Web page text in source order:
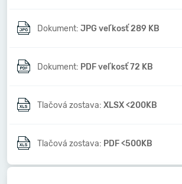
Dokument: JPG veľkosť 289 KB
Dokument: PDF veľkosť 72 KB
Tlačová zostava: XLSX <200KB
Tlačová zostava: PDF <500KB